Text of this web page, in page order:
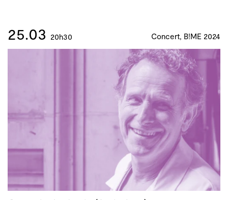
25.03 20h30 Concert, B!ME 2024